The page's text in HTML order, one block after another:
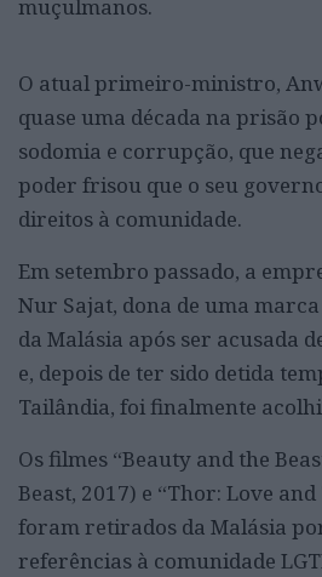
muçulmanos.
O atual primeiro-ministro,
quase uma década na prisão
sodomia e corrupção, que
poder frisou que o seu
direitos à comunidade.
Em setembro passado, a
Nur Sajat, dona de uma
da Malásia após ser acusada
e, depois de ter sido detida
Tailândia, foi finalmente
Os filmes “Beauty and the
Beast, 2017) e “Thor: Love
foram retirados da Malásia
referências à comunidade